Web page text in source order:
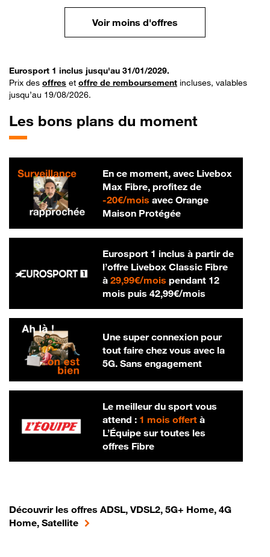
Voir moins d'offres
Eurosport 1 inclus jusqu'au 31/01/2029.
Prix des offres et offre de remboursement incluses, valables
jusqu’au 19/08/2026.
Les bons plans du moment
En ce moment, avec Livebox
Max Fibre, profitez de
-20€/mois20 € par mois
avec Orange
Maison Protégée
Eurosport 1 inclus à partir de
l’offre Livebox Classic Fibre
à 29,99€/mois29,99 € par mois
pendant 12
mois puis 42,99€/mois42,99 € par
Une super connexion pour
tout faire chez vous avec la
5G. Sans engagement
Le meilleur du sport vous
attend : 1 mois offertà
L’Équipe sur toutes les
offres Fibre
Découvrir les offres ADSL, VDSL2, 5G+ Home, 4G
Home, Satellite